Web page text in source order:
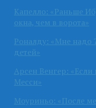
Капелло: «Раньше
окна, чем в ворота»
Роналду: «Мне надо
детей»
Арсен Венгер:
Месси»
Моуриньо: «После